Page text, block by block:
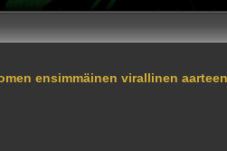
ensimmäinen virallinen